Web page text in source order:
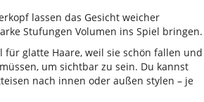
lassen das Gesicht weicher
Stufungen Volumen ins Spiel bringen.
für glatte Haare, weil sie schön fallen und
um sichtbar zu sein. Du kannst
nach innen oder außen stylen – je